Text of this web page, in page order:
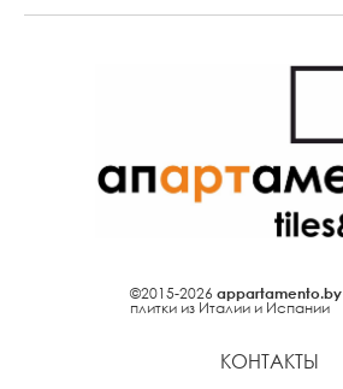
©2015-2026 appartamento.by
плитки из Италии и Испании
КОНТАКТЫ